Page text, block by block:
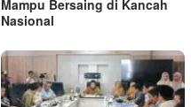
Mampu Bersaing di Kancah
Nasional